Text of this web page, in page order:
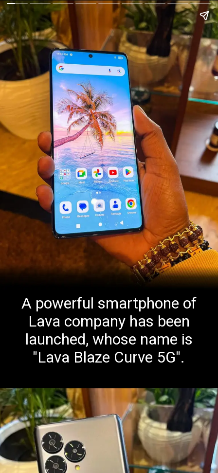
A powerful smartphone of
Lava company has been
launched, whose name is
"Lava Blaze Curve 5G".